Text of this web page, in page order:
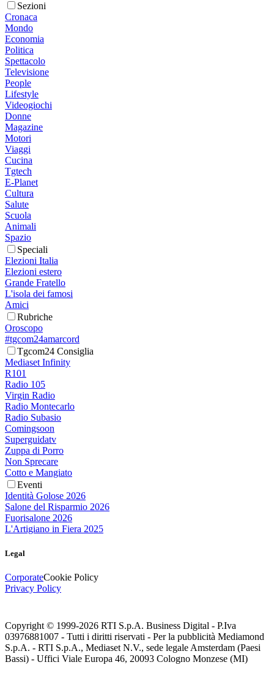
Sezioni
Cronaca
Mondo
Economia
Politica
Spettacolo
Televisione
People
Lifestyle
Videogiochi
Donne
Magazine
Motori
Viaggi
Cucina
Tgtech
E-Planet
Cultura
Salute
Scuola
Animali
Spazio
Speciali
Elezioni Italia
Elezioni estero
Grande Fratello
L'isola dei famosi
Amici
Rubriche
Oroscopo
#tgcom24amarcord
Tgcom24 Consiglia
Mediaset Infinity
R101
Radio 105
Virgin Radio
Radio Montecarlo
Radio Subasio
Comingsoon
Superguidatv
Zuppa di Porro
Non Sprecare
Cotto e Mangiato
Eventi
Identità Golose 2026
Salone del Risparmio 2026
Fuorisalone 2026
L'Artigiano in Fiera 2025
Legal
CorporateCookie Policy
Privacy Policy
Copyright © 1999-2026 RTI S.p.A. Business Digital - P.Iva
03976881007 - Tutti i diritti riservati - Per la pubblicità Mediamond
S.p.A. - RTI S.p.A., Mediaset N.V., sede legale Amsterdam (Paesi
Bassi) - Uffici Viale Europa 46, 20093 Cologno Monzese (MI)